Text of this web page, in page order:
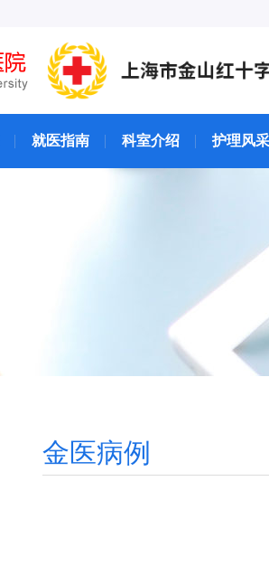
就医指南 科室介绍 护理风采
金医病例